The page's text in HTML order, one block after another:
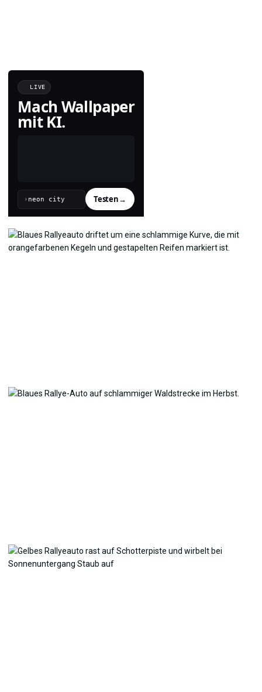
LIVE
Mach Wallpaper
mit KI.
› Testen